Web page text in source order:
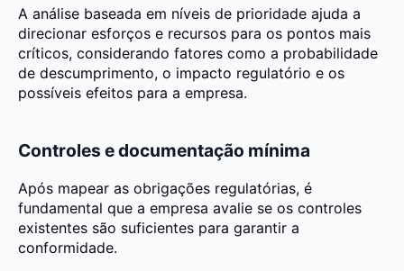
A análise baseada em níveis de prioridade ajuda a
direcionar esforços e recursos para os pontos mais
críticos, considerando fatores como a probabilidade
de descumprimento, o impacto regulatório e os
possíveis efeitos para a empresa.
Controles e documentação mínima
Após mapear as obrigações regulatórias, é
fundamental que a empresa avalie se os controles
existentes são suficientes para garantir a
conformidade.